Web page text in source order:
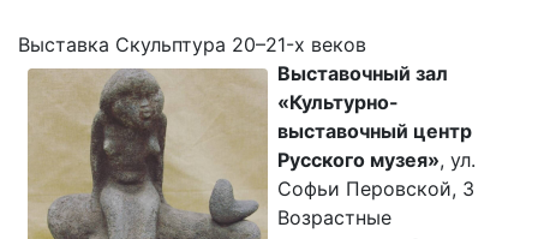
Выставка Скульптура 20–21-x веков
Выставочный зал
«Культурно-
выставочный центр
Русского музея», ул.
Софьи Перовской, 3
Возрастные